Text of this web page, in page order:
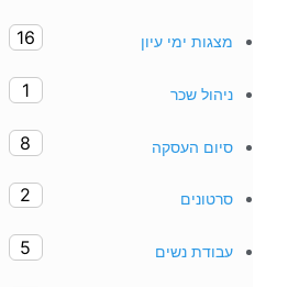
מצגות ימי עיון 16
ניהול שכר 1
סיום העסקה 8
סרטונים 2
עבודת נשים 5